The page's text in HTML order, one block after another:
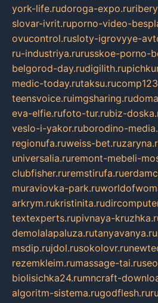
york-life.rudoroga-expo.ru
slovar-ivrit.ruporno-video-
ovucontrol.rusloty-igrovyye-
ru-industriya.rurusskoe-porno-
belgorod-day.rudigilith.ru
medic-today.rutaksu.ru
teensvoice.ruimgsharing.ru
eva-elfie.rufoto-tur.rubiz-
veslo-i-yakor.ruborodino-
regionufa.ruweiss-bet.ru
universalia.ruremont-mebeli-
clubfisher.ruremstirufa.ru
muraviovka-park.ru
arkrym.rukristinita.ru
textexperts.rupivnaya-
demolalapaluza.rutanyavanya.ru
msdip.rujdol.rusokolovr.ru
rezemkleim.rumassage-tai.ru
biolisichka24.rumncraft-
algoritm-sistema.rugodflesh.ru